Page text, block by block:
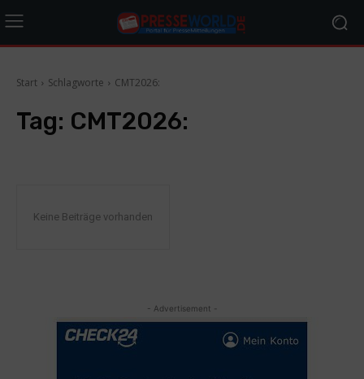
Start Schlagworte CMT2026:
Tag: CMT2026:
Keine Beiträge vorhanden
- Advertisement -